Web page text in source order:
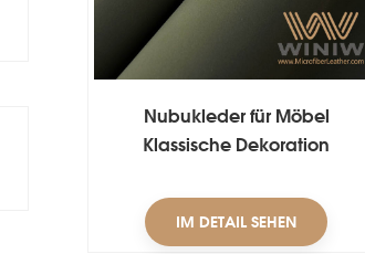
Nubukleder für Möbel
Klassische Dekoration
IM DETAIL SEHEN